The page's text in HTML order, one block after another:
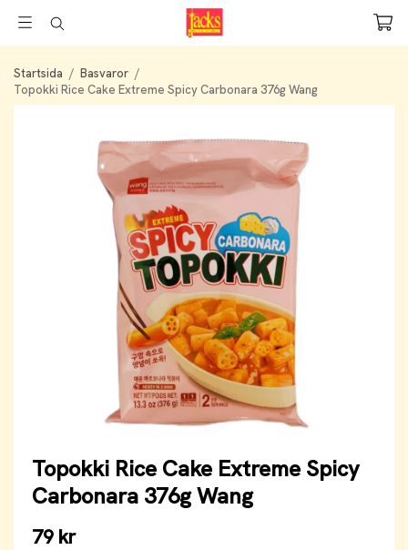
Startsida / Basvaror /
Topokki Rice Cake Extreme Spicy Carbonara 376g Wang
Topokki Rice Cake Extreme Spicy
Carbonara 376g Wang
79 kr